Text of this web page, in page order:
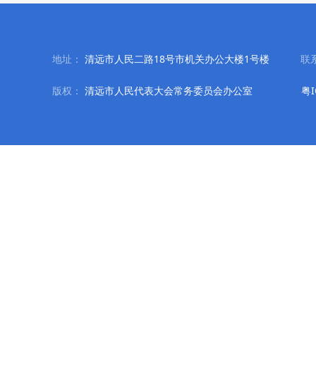
地址： 清远市人民二路18号市机关办公大楼1号楼 联
版权： 清远市人民代表大会常务委员会办公室 粤